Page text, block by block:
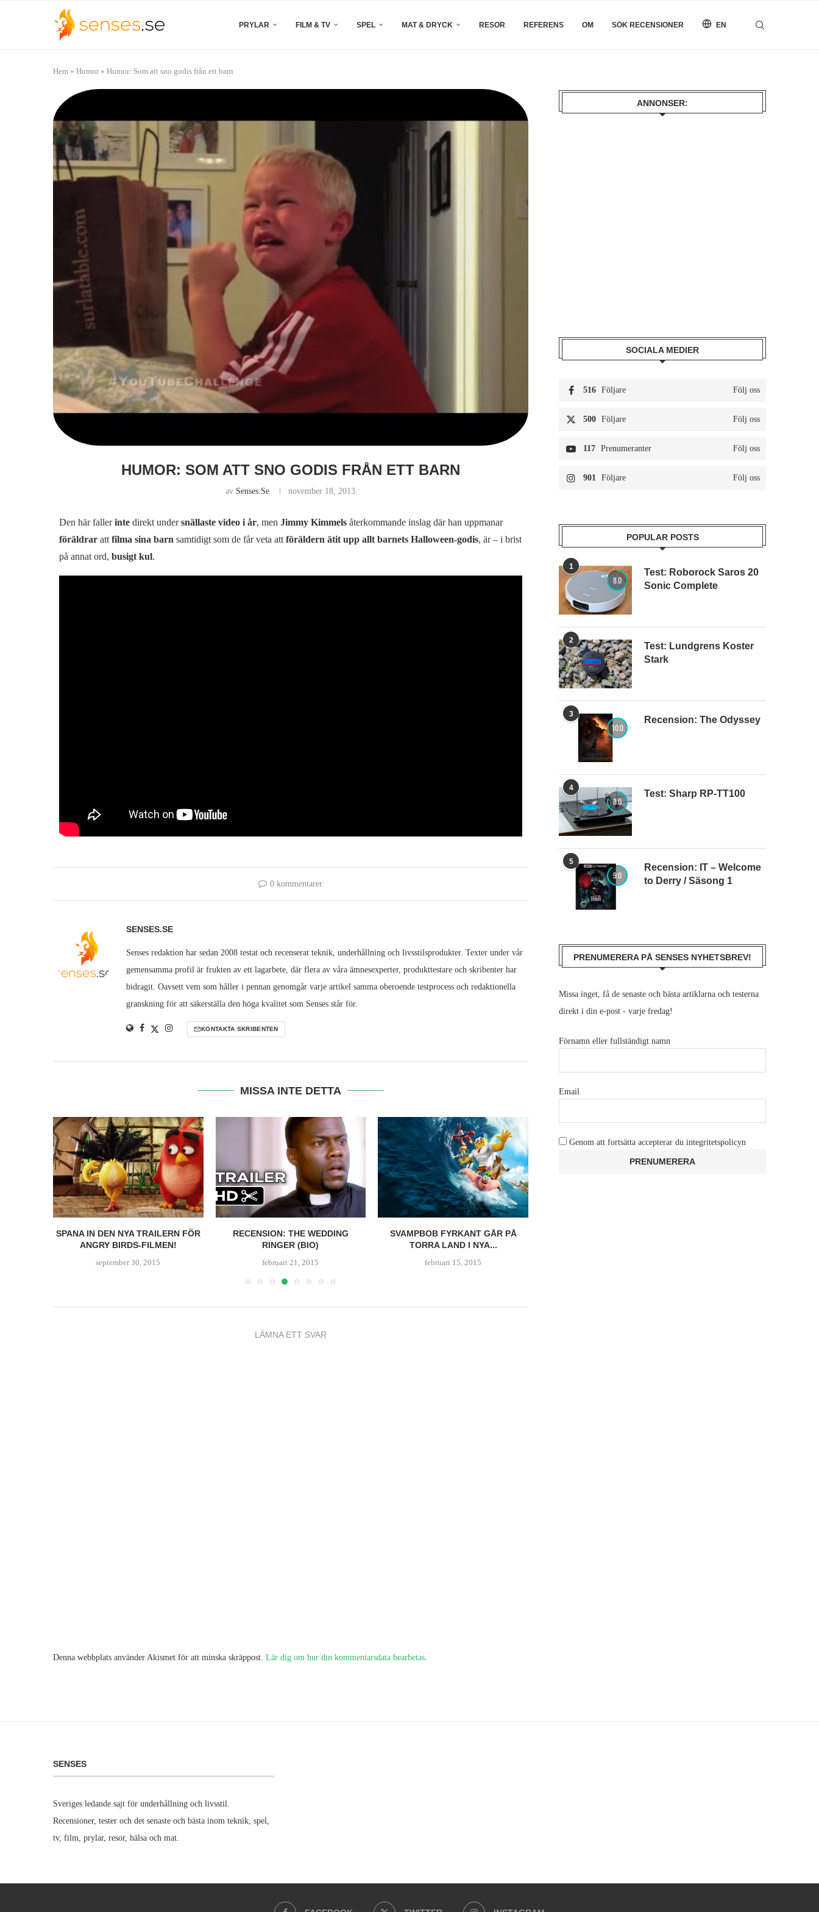
PRYLAR FILM & TV SPEL MAT & DRYCK RESOR REFERENS OM SÖK RECENSIONER EN
Hem » Humor» Humor: Som att sno godis från ett barn
HUMOR: SOM ATT SNO GODIS FRÅN ETT BARN
av Senses.se november 18, 2013
Den här fallerintedirekt undersnällaste video i år, men Jimmy Kimmelsåterkommande inslag där han uppmanar
föräldraratt filma sina barn samtidigt som de får veta att föräldern ätit upp allt barnets Halloween-godis, är – i brist
på annat ord, busigt kul.
0 kommentarer
SENSES.SE
Senses redaktion har sedan 2008 testat och recenserat teknik, underhållning och livsstilsprodukter. Texter under vår
gemensamma profil är frukten av ett lagarbete, där flera av våra ämnesexperter, produkttestare och skribenter har
bidragit. Oavsett vem som håller i pennan genomgår varje artikel samma oberoende testprocess och redaktionella
granskning för att säkerställa den höga kvalitet som Senses står för.
KONTAKTA SKRIBENTEN
MISSA INTE DETTA
SPANA IN DEN NYA TRAILERN FÖR
ANGRY BIRDS-FILMEN!
september 30, 2015
RECENSION: THE WEDDING
RINGER (BIO)
februari 21, 2015
SVAMPBOB FYRKANT GÅR PÅ
TORRA LAND I NYA...
februari 15, 2015
LÄMNA ETT SVAR
Denna webbplats använder Akismet för att minska skräppost. Lär dig om hur din kommentarsdata bearbetas.
ANNONSER:
SOCIALA MEDIER
516 Följare Följ oss
500 Följare Följ oss
117 Prenumeranter Följ oss
901 Följare Följ oss
POPULAR POSTS
1
8.0
Test: Roborock Saros 20
Sonic Complete
2
Test: Lundgrens Koster
Stark
3
10.0
Recension: The Odyssey
4
8.0
Test: Sharp RP-TT100
5
9.0
Recension: IT – Welcome
to Derry / Säsong 1
PRENUMERERA PÅ SENSES NYHETSBREV!
Missa inget, få de senaste och bästa artiklarna och testerna
direkt i din e-post - varje fredag!
Förnamn eller fullständigt namn
Email
Genom att fortsätta accepterar du integritetspolicyn
SENSES
Sveriges ledande sajt för underhållning och livsstil.
Recensioner, tester och det senaste och bästa inom teknik, spel,
tv, film, prylar, resor, hälsa och mat.